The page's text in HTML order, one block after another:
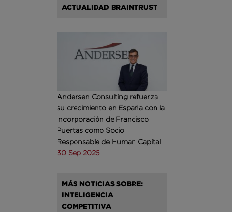
ACTUALIDAD BRAINTRUST
Andersen Consulting refuerza
su crecimiento en España con la
incorporación de Francisco
Puertas como Socio
Responsable de Human Capital
30 Sep 2025
MÁS NOTICIAS SOBRE:
INTELIGENCIA
COMPETITIVA